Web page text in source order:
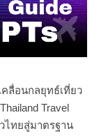
คลื่อนกลยุทธ์เที่ยว
Travel
ไทยสู่มาตรฐาน